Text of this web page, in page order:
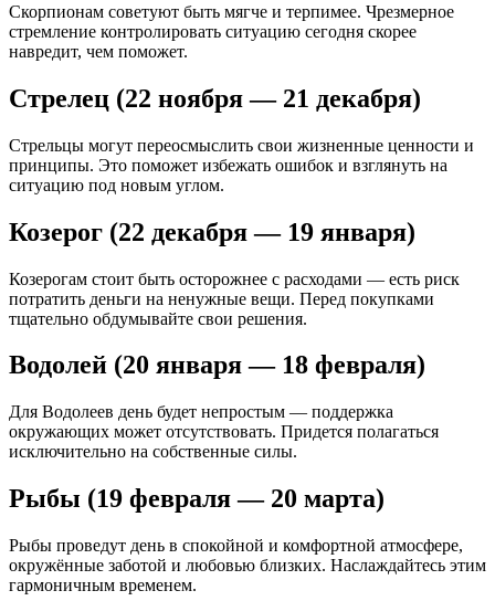
Скорпионам советуют быть мягче и терпимее. Чрезмерное
стремление контролировать ситуацию сегодня скорее
навредит, чем поможет.
Стрелец (22 ноября — 21 декабря)
Стрельцы могут переосмыслить свои жизненные ценности и
принципы. Это поможет избежать ошибок и взглянуть на
ситуацию под новым углом.
Козерог (22 декабря — 19 января)
Козерогам стоит быть осторожнее с расходами — есть риск
потратить деньги на ненужные вещи. Перед покупками
тщательно обдумывайте свои решения.
Водолей (20 января — 18 февраля)
Для Водолеев день будет непростым — поддержка
окружающих может отсутствовать. Придется полагаться
исключительно на собственные силы.
Рыбы (19 февраля — 20 марта)
Рыбы проведут день в спокойной и комфортной атмосфере,
окружённые заботой и любовью близких. Наслаждайтесь этим
гармоничным временем.